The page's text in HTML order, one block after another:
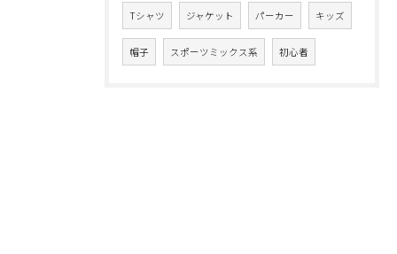
Tシャツ ジャケット パーカー キッズ
帽子 スポーツミックス系 初心者